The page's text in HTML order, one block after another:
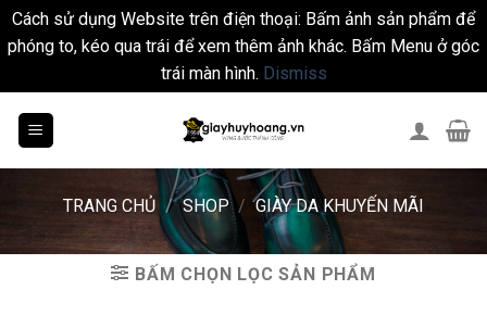
Cách sử dụng Website trên điện thoại: Bấm ảnh sản phẩm để
phóng to, kéo qua trái để xem thêm ảnh khác. Bấm Menu ở góc
trái màn hình. Dismiss
TRANG CHỦ / SHOP / GIÀY DA KHUYẾN MÃI
BẤM CHỌN LỌC SẢN PHẨM